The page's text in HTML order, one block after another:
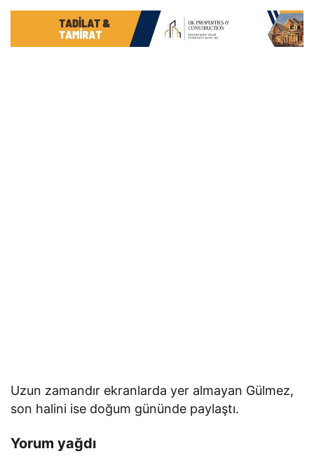
Uzun zamandır ekranlarda yer almayan Gülmez,
son halini ise doğum gününde paylaştı.
Yorum yağdı